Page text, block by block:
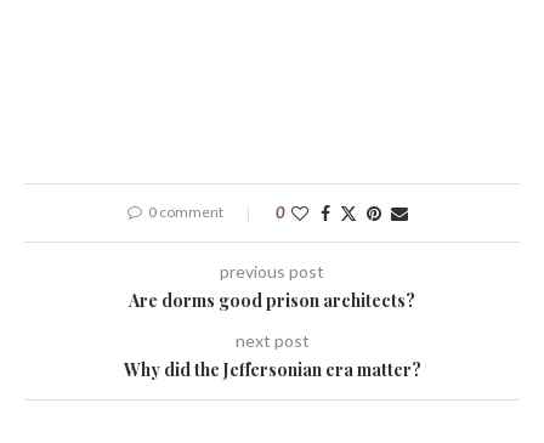
0 comment 0
previous post
Are dorms good prison architects?
next post
Why did the Jeffersonian era matter?